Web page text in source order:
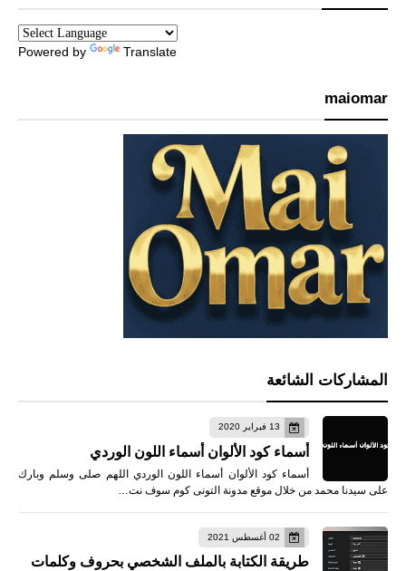
Powered by Translate
maiomar
المشاركات الشائعة
13 فبراير 2020
أسماء كود الألوان أسماء اللون الوردي
أسماء كود الألوان أسماء اللون الوردي اللهم صلى وسلم وبارك
على سيدنا محمد من خلال موقع مدونة التونى كوم سوف نت…
02 أغسطس 2021
طريقة الكتابة بالملف الشخصي بحروف وكلمات